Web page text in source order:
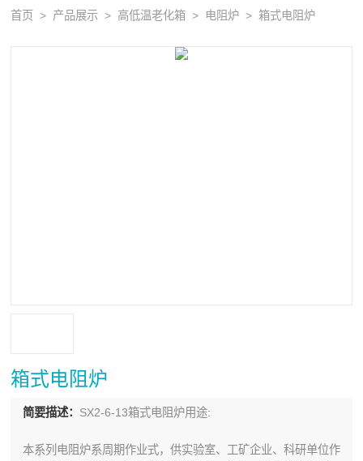
首页 > 产品展示 > 高低温老化箱 > 电阻炉 > 箱式电阻炉
箱式电阻炉
简要描述： SX2-6-13箱式电阻炉用途:
本系列电阻炉系周期作业式，供实验室、工矿企业、科研单位作